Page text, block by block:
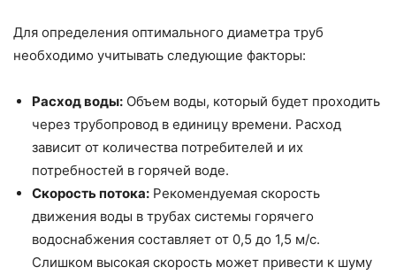
Для определения оптимального диаметра труб
необходимо учитывать следующие факторы:
Расход воды: Объем воды, который будет проходить
через трубопровод в единицу времени. Расход
зависит от количества потребителей и их
потребностей в горячей воде.
Скорость потока: Рекомендуемая скорость
движения воды в трубах системы горячего
водоснабжения составляет от 0,5 до 1,5 м/с.
Слишком высокая скорость может привести к шуму